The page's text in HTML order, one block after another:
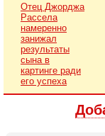
Отец Джорджа
Рассела
намеренно
занижал
результаты
сына в
картинге ради
его успеха